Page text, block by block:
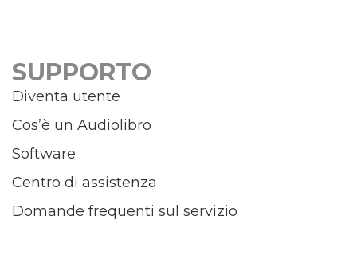
SUPPORTO
Diventa utente
Cos’è un Audiolibro
Software
Centro di assistenza
Domande frequenti sul servizio